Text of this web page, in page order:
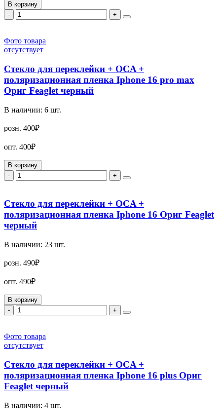
В корзину
-
+
Фото товара
отсутствует
Стекло для переклейки + OCA +
поляризационная пленка Iphone 16 pro max
Ориг Feaglet черный
В наличии: 6 шт.
розн. 400₽
опт. 400₽
В корзину
-
+
Стекло для переклейки + OCA +
поляризационная пленка Iphone 16 Ориг Feaglet
черный
В наличии: 23 шт.
розн. 490₽
опт. 490₽
В корзину
-
+
Фото товара
отсутствует
Стекло для переклейки + OCA +
поляризационная пленка Iphone 16 plus Ориг
Feaglet черный
В наличии: 4 шт.